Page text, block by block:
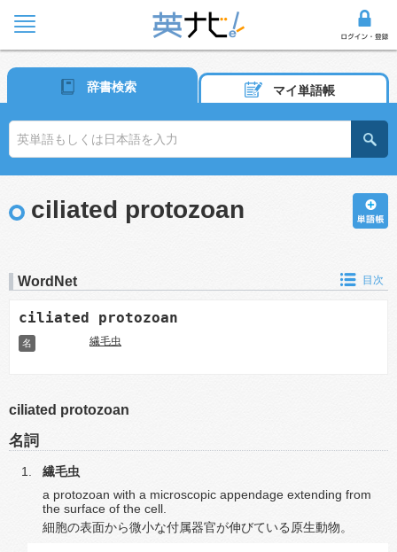
辞書検索 マイ単語帳
ciliated protozoan
WordNet 目次
ciliated protozoan
名 繊毛虫
ciliated protozoan
名詞
繊毛虫
a protozoan with a microscopic appendage extending from
the surface of the cell.
細胞の表面から微小な付属器官が伸びている原生動物。